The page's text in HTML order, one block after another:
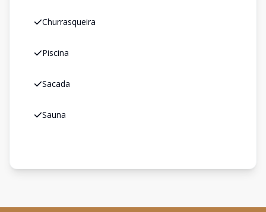
Churrasqueira
Piscina
Sacada
Sauna